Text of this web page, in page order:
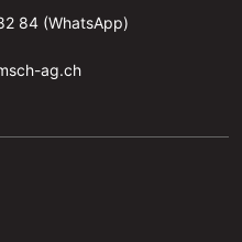
84 (WhatsApp)
ag.ch